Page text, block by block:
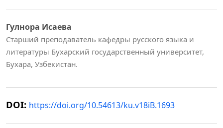
Гулнора Исаева
Старший преподаватель кафедры русского языка и
литературы Бухарский государственный университет,
Бухара, Узбекистан.
DOI: https://doi.org/10.54613/ku.v18iB.1693